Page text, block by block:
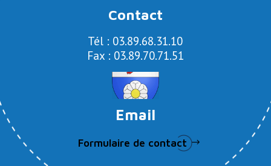
Contact
Tél : 03.89.68.31.10
Fax : 03.89.70.71.51
Email
Formulaire de contact